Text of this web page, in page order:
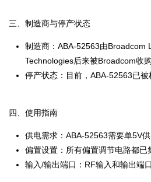
三、制造商与停产状态
制造商：ABA-52563由Broadcom
Technologies后来被Broadcom收购
停产状态：目前，ABA-52563已
四、使用指南
供电需求：ABA-52563需要单5V
偏置设置：所有偏置调节电路都
输入/输出端口：RF输入和输出端